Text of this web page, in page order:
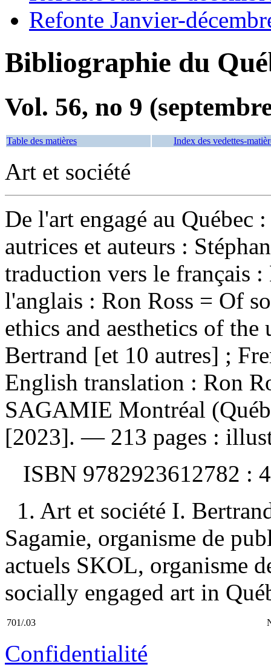
Refonte Janvier-
Bibliographie du
Vol. 56, no 9
Table des matières Index des vedettes-
Art et société
De l'art engagé au
autrices et auteurs :
traduction vers le français
l'anglais : Ron Ross = Of
ethics and aesthetics of
Bertrand [et 10 autres] ;
English translation : Ron
SAGAMIE Montréal
[2023]. — 213 pages :
ISBN 9782923612782 :
1. Art et société I.
Sagamie, organisme de
actuels SKOL, organisme
socially engaged art in
701/.03
Confidentialité